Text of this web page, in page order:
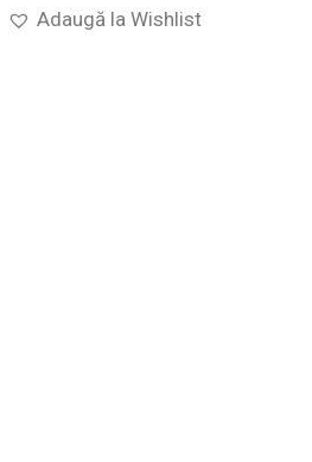
Adaugă la Wishlist